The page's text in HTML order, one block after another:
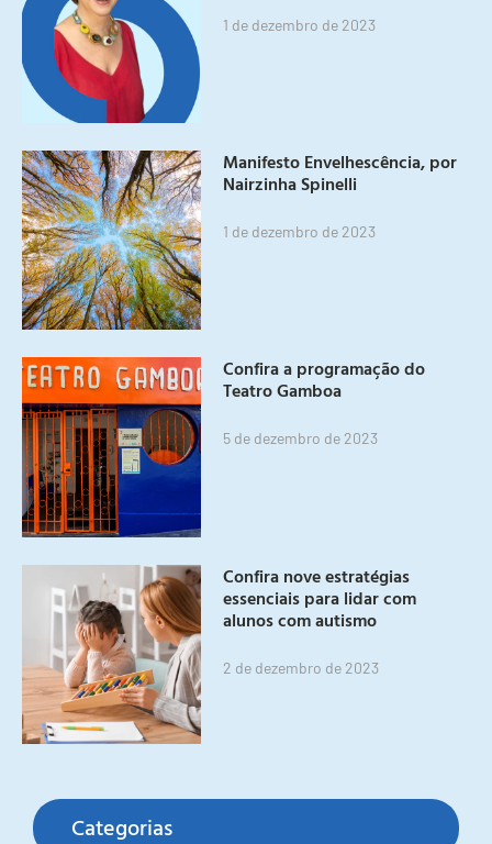
1 de dezembro de 2023
Manifesto Envelhescência, por
Nairzinha Spinelli
1 de dezembro de 2023
Confira a programação do
Teatro Gamboa
5 de dezembro de 2023
Confira nove estratégias
essenciais para lidar com
alunos com autismo
2 de dezembro de 2023
Categorias